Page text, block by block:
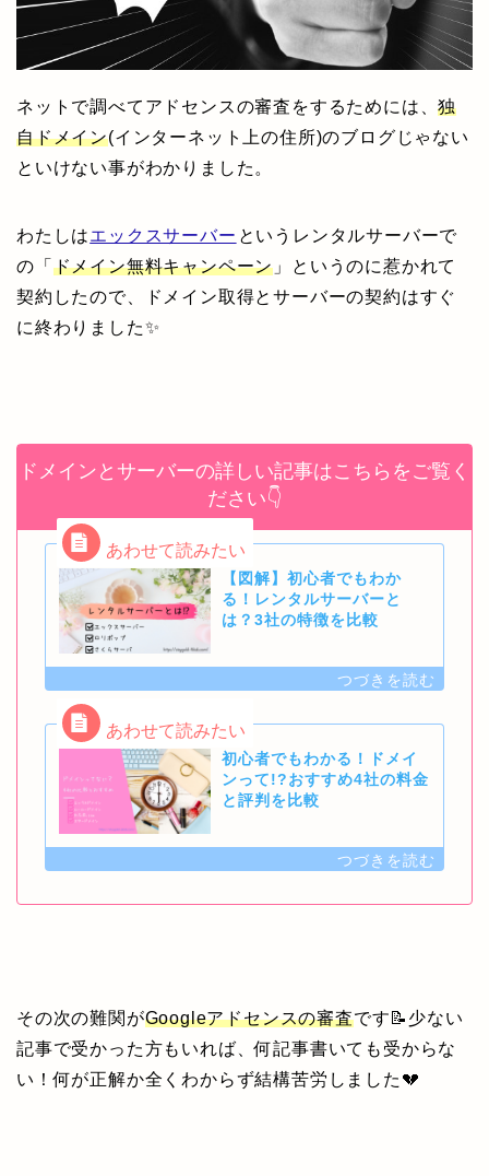
ネットで調べてアドセンスの審査をするためには、独
自ドメイン(インターネット上の住所)のブログじゃない
といけない事がわかりました。
わたしはエックスサーバー というレンタルサーバーで
の「 ドメイン無料キャンペーン 」というのに惹かれて
契約したので、
ドメイン取得とサーバーの契約はすぐ
に終わりました✨
ドメインとサーバーの詳しい記事はこちらをご覧く
ださい👇
【図解】初心者でもわか
る！レンタルサーバーと
は？3社の特徴を比較
初心者でもわかる！ドメイ
ンって!?おすすめ4社の料金
と評判を比較
その次の難関がGoogleアドセンスの審査です📝少ない
記事で受かった方もいれば、何記事書いても受からな
い！何が正解か全くわからず結構苦労しました💔